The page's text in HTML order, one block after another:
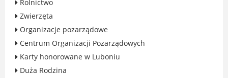
Zdrowie
Porady prawne
Wydarzenia
WYBORY
Likwidacja barier - seniorzy i osoby z
niepełnosprawnościami
Rolnictwo
Zwierzęta
Organizacje pozarządowe
Centrum Organizacji Pozarządowych
Karty honorowane w Luboniu
Duża Rodzina